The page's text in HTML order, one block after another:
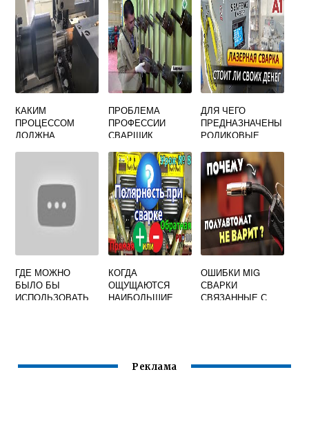
ГОРЕЛКУ ВНУТРИ
ОЗП
НАСАДКИ ОТВЕТ
НА ТЕСТ
КАКИМ
ПРОЦЕССОМ
ДОЛЖНА
ПРОБЛЕМА
ПРОФЕССИИ
СВАРЩИК
ДЛЯ ЧЕГО
ПРЕДНАЗНАЧЕНЫ
РОЛИКОВЫЕ
СВАРКЕ
ГДЕ МОЖНО
БЫЛО БЫ
ИСПОЛЬЗОВАТЬ
ХОЗЯЙСТВЕ
КОГДА
ОЩУЩАЮТСЯ
НАИБОЛЬШИЕ
ОШИБКИ MIG
СВАРКИ
СВЯЗАННЫЕ С
Реклама